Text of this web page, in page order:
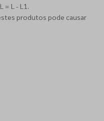
= L - L1.
produtos pode causar